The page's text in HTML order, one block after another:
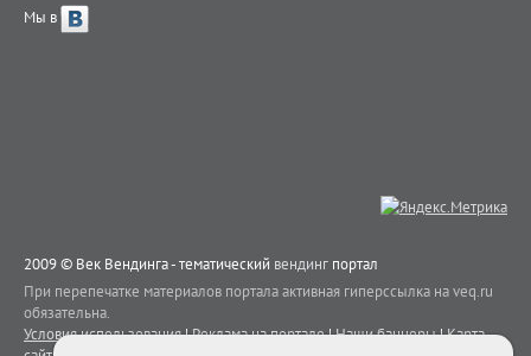
Мы в
2009 © Век Вендинга - тематический вендинг портал
При перепечатке материалов портала активная гиперссылка на veq.ru
обязательна.
Условия использования|Реклама на портале|Наши баннеры|Карта